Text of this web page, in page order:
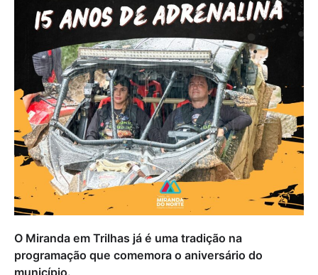
O Miranda em Trilhas já é uma tradição na
programação que comemora o aniversário do
município.